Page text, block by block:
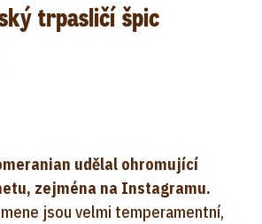
trpasličí špic
udělal ohromující
zejména na Instagramu.
jsou velmi temperamentní,